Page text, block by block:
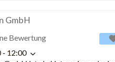
GmbH
Bewertung
- 12:00